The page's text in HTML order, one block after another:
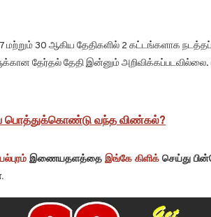
30 ஆகிய தேதிகளில் 2 கட்டங்களாக
தேர்தல் தேதி இன்னும்
பொத்துக்கொண்டு வந்த விண்கல்?
இணையதளத்தை இங்கே கிளிக் செய்து